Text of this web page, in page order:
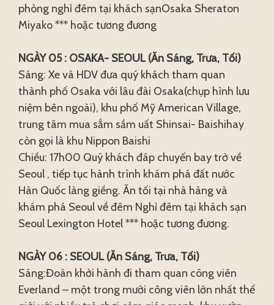
phòng nghỉ đêm tại khách sạnOsaka Sheraton
Miyako *** hoặc tương đương
NGÀY 05 : OSAKA- SEOUL (Ăn Sáng, Trưa, Tối)
Sáng: Xe và HDV đưa quý khách tham quan
thành phố Osaka với lâu đài Osaka(chụp hình lưu
niệm bên ngoài), khu phố Mỹ American Village,
trung tâm mua sắm sầm uất Shinsai- Baishihay
còn gọi là khu Nippon Baishi
Chiều: 17h00 Quý khách đáp chuyến bay trở về
Seoul , tiếp tục hành trình khám phá đất nước
Hàn Quốc làng giềng. Ăn tối tại nhà hàng và
khám phá Seoul về đêm Nghỉ đêm tại khách sạn
Seoul Lexington Hotel *** hoặc tương đương.
NGÀY 06 : SEOUL (Ăn Sáng, Trưa, Tối)
Sáng:Đoàn khởi hành đi tham quan công viên
Everland – một trong mười công viên lớn nhất thế